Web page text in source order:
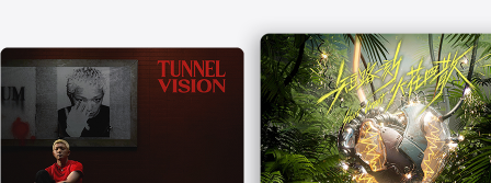
口
中
打
开)